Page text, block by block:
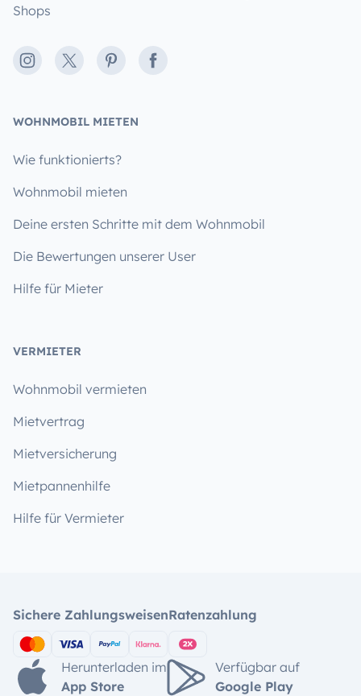
Shops
Instagram
X PinterestFacebook
WOHNMOBIL MIETEN
Wie funktionierts?
Wohnmobil mieten
Deine ersten Schritte mit dem Wohnmobil
Die Bewertungen unserer User
Hilfe für Mieter
VERMIETER
Wohnmobil vermieten
Mietvertrag
Mietversicherung
Mietpannenhilfe
Hilfe für Vermieter
Sichere ZahlungsweisenRatenzahlung
Herunterladen im
App Store
Verfügbar auf
Google Play